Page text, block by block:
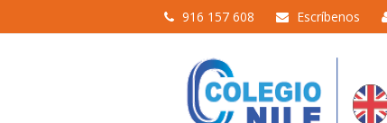
916 157 608 Escríbenos